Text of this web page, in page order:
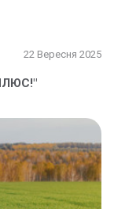
22 Вересня 2025